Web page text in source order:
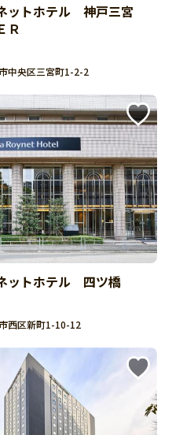
ットホテル 神戸三宮
Ｒ
中央区三宮町1-2-2
ットホテル 四ツ橋
西区新町1-10-12